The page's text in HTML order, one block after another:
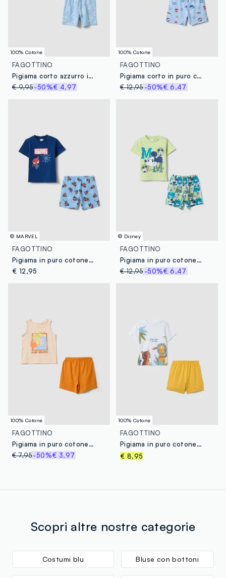
100% Cotone
FAGOTTINO
Pigiama corto azzurro in puro cotone da neonato con motivo marittimo
€ 9,95-50%€ 4,97
100% Cotone
FAGOTTINO
Pigiama corto in puro cotone multicolor da neonato con stampe DC
€ 12,95 -50%€ 6,47
© MARVEL
FAGOTTINO
Pigiama in puro cotone multicolor da neonato regular fit con Spider-Man
€ 12,95
© Disney
FAGOTTINO
Pigiama in puro cotone multicolor con stampa Mickey Mouse per neonati
€ 12,95 -50%€ 6,47
100% Cotone
FAGOTTINO
Pigiama in puro cotone biologico multicolor da neonato con stampa
€ 7,95-50%€ 3,97
100% Cotone
FAGOTTINO
Pigiama in puro cotone multicolor da neonato regular fit con animali
€ 8,95
Scopri altre nostre categorie
Costumi blu Bluse con bottoni